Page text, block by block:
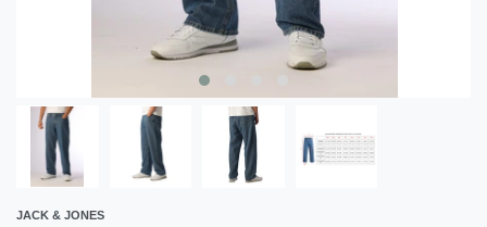
JACK & JONES